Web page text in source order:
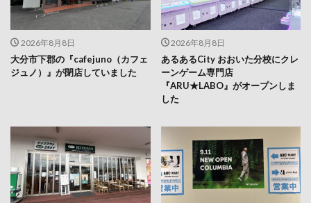
2026年8月8日
大分市下郡の『cafejuno（カフェ
ジュノ）』が閉店していました
2026年8月8日
あるあるCity おおいた分校にクレ
ーンゲーム専門店
『ARU★LABO』がオープンしま
した